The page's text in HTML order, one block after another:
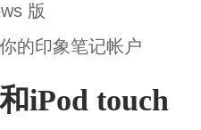
版
的印象笔记帐户
iPod touch